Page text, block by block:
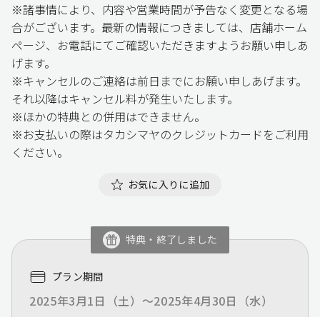
※諸事情により、内容や営業時間が予告なく変更となる場
合がございます。最新の情報につきましては、店舗ホーム
ページ、お電話にてご確認いただきますようお願い申しあ
げます。
※キャンセルのご連絡は前日までにお願い申しあげます。
それ以降はキャンセル料が発生いたします。
※ほかの特典との併用はできません。
※お支払いの際はタカシマヤのクレジットカードをご利用
ください。
お気に入りに追加
特典・終了しました
プラン期間
2025年3月1日（土）～2025年4月30日（水）